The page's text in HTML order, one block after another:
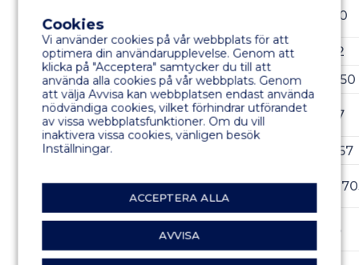
(m)
5.0
Höjd (m) 1.2 1.2 1.2
1.2
Vikt (t/m)
1.80 1.96 2.30
2.50
Nettokapacitet
(kN/m²)
6.7 6.7 6.7 6.7
Fribord (m)
0.67
Hållfasthet för
2×703 2×703 2×703
Fogavstånd
35
Cookies
Vi använder cookies på vår webbplats för att
optimera din användarupplevelse. Genom att
klicka på "Acceptera" samtycker du till att
använda alla cookies på vår webbplats. Genom
att välja Avvisa kan webbplatsen endast använda
nödvändiga cookies, vilket förhindrar utförandet
av vissa webbplatsfunktioner. Om du vill
inaktivera vissa cookies, vänligen besök
Inställningar.
ACCEPTERA ALLA
AVVISA